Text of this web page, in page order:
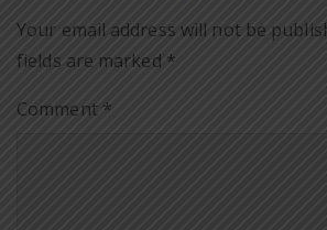
Your email address will not be
fields are marked *
Comment *